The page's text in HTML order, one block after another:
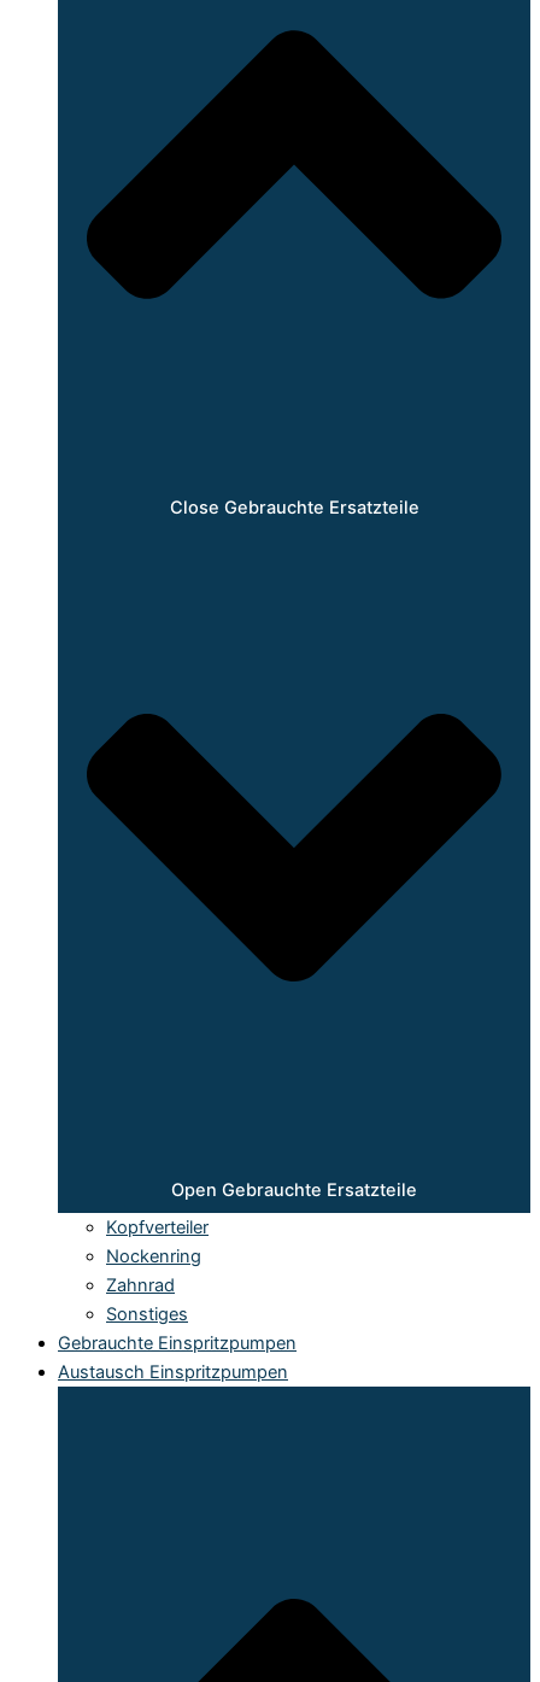
Close Gebrauchte Ersatzteile
Open Gebrauchte Ersatzteile
Kopfverteiler
Nockenring
Zahnrad
Sonstiges
Gebrauchte Einspritzpumpen
Austausch Einspritzpumpen